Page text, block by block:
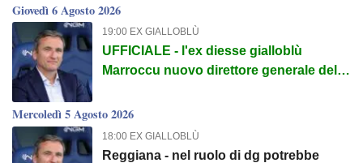
Giovedì 6 Agosto 2026
19:00 EX GIALLOBLÙ
UFFICIALE - l'ex diesse gialloblù
Marroccu nuovo direttore generale della
Mercoledì 5 Agosto 2026
18:00 EX GIALLOBLÙ
Reggiana - nel ruolo di dg potrebbe